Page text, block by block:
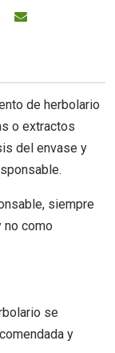
de herbolario
o extractos
del envase y
siempre
no como
se
y